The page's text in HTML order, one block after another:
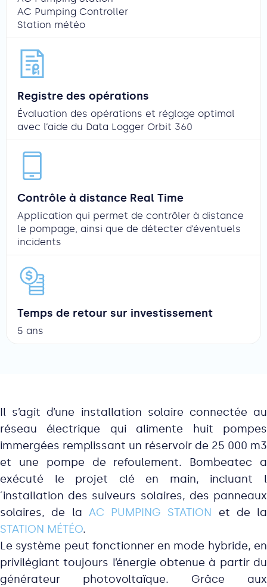
AC Pumping Controller
Station météo
Registre des opérations
Évaluation des opérations et réglage optimal
avec l’aide du Data Logger Orbit 360
Contrôle à distance Real Time
Application qui permet de contrôler à distance
le pompage, ainsi que de détecter d’éventuels
incidents
Temps de retour sur investissement
5 ans
Il s’agit d’une installation solaire connectée au
réseau électrique qui alimente huit pompes
immergées remplissant un réservoir de 25 000 m3
et une pompe de refoulement. Bombeatec a
exécuté le projet clé en main, incluant l
´installation des suiveurs solaires, des panneaux
solaires, de la AC PUMPING STATION et de la
STATION MÉTÉO.
Le système peut fonctionner en mode hybride, en
privilégiant toujours l’énergie obtenue à partir du
générateur photovoltaïque. Grâce aux